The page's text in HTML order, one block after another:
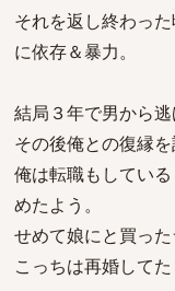
それを返し終わっ
に依存＆暴力。
結局３年で男から逃
その後俺との復縁を
俺は転職もしてい
めたよう。
せめて娘にと買った
こっちは再婚してた